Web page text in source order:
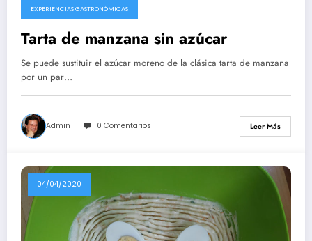
EXPERIENCIAS GASTRONÓMICAS
Tarta de manzana sin azúcar
Se puede sustituir el azúcar moreno de la clásica tarta de manzana
por un par…
Admin 0 Comentarios Leer Más
04/04/2020